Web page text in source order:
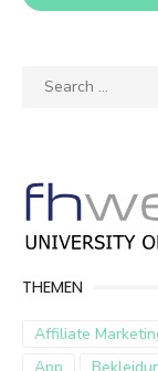
Search
THEMEN
Affiliate